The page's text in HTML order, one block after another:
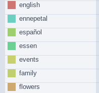
english
ennepetal
español
essen
events
family
flowers